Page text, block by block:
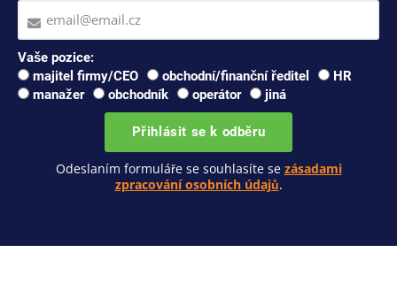
Vaše pozice:
majitel firmy/CEO
obchodní/finanční ředitel
HR
manažer
obchodník operátor jiná
Přihlásit se k odběru
Odeslaním formuláře se souhlasíte se zásadami
zpracování osobních údajů.